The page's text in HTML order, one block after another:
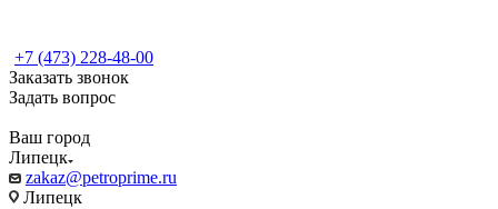
+7 (473) 228-48-00
Заказать звонок
Задать вопрос
Ваш город
Липецк
zakaz@petroprime.ru
Липецк